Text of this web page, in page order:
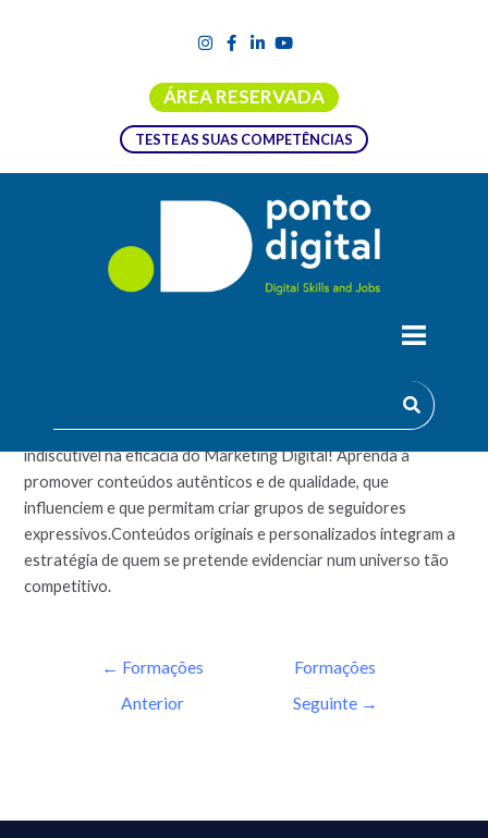
ÁREA RESERVADA
TESTE AS SUAS COMPETÊNCIAS
GESTÃO DE CONTEÚDOS DIGITAIS
A gestão de conteúdos digitais assume uma importância
indiscutível na eficácia do Marketing Digital! Aprenda a
promover conteúdos autênticos e de qualidade, que
influenciem e que permitam criar grupos de seguidores
expressivos.Conteúdos originais e personalizados integram a
estratégia de quem se pretende evidenciar num universo tão
competitivo.
← Formações
Anterior
Formações
Seguinte →